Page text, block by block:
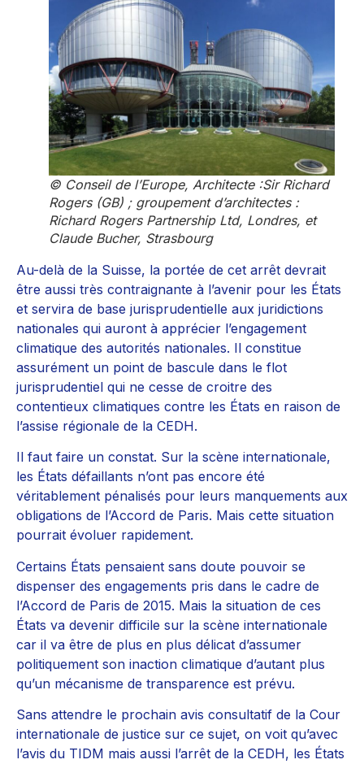
© Conseil de l’Europe, Architecte :Sir Richard
Rogers (GB) ; groupement d’architectes :
Richard Rogers Partnership Ltd, Londres, et
Claude Bucher, Strasbourg
Au-delà de la Suisse, la portée de cet arrêt devrait
être aussi très contraignante à l’avenir pour les États
et servira de base jurisprudentielle aux juridictions
nationales qui auront à apprécier l’engagement
climatique des autorités nationales. Il constitue
assurément un point de bascule dans le flot
jurisprudentiel qui ne cesse de croitre des
contentieux climatiques contre les États en raison de
l’assise régionale de la CEDH.
Il faut faire un constat. Sur la scène internationale,
les États défaillants n’ont pas encore été
véritablement pénalisés pour leurs manquements aux
obligations de l’Accord de Paris. Mais cette situation
pourrait évoluer rapidement.
Certains États pensaient sans doute pouvoir se
dispenser des engagements pris dans le cadre de
l’Accord de Paris de 2015. Mais la situation de ces
États va devenir difficile sur la scène internationale
car il va être de plus en plus délicat d’assumer
politiquement son inaction climatique d’autant plus
qu’un mécanisme de transparence est prévu.
Sans attendre le prochain avis consultatif de la Cour
internationale de justice sur ce sujet, on voit qu’avec
l’avis du TIDM mais aussi l’arrêt de la CEDH, les États